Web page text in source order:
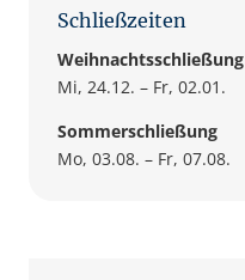
Schließzeiten
Weihnachtsschließung
Mi, 24.12. – Fr, 02.01.
Sommerschließung
Mo, 03.08. – Fr, 07.08.